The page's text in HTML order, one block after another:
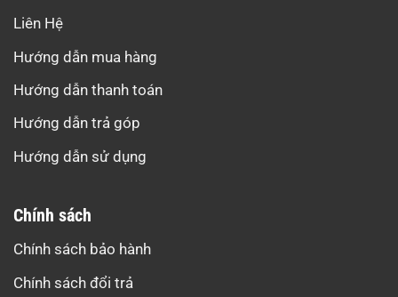
Liên Hệ
Hướng dẫn mua hàng
Hướng dẫn thanh toán
Hướng dẫn trả góp
Hướng dẫn sử dụng
Chính sách
Chính sách bảo hành
Chính sách đổi trả